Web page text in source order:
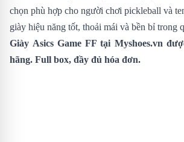
chọn phù hợp cho người chơi pickleball và
giày hiệu năng tốt, thoải mái và bền bỉ trong
Giày Asics Game FF tại Myshoes.vn
hãng. Full box, đầy đủ hóa đơn.